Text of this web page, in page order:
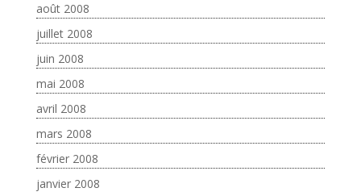
août 2008
juillet 2008
juin 2008
mai 2008
avril 2008
mars 2008
février 2008
janvier 2008